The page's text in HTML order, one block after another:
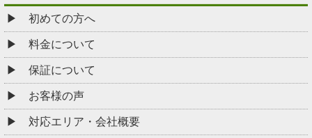
初めての方へ
料金について
保証について
お客様の声
対応エリア・会社概要